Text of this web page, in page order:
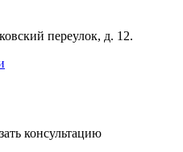
переулок, д. 12.
консультацию